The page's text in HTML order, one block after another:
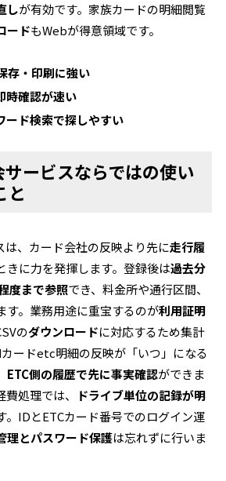
しが有効です。家族カードの明細閲覧
ードもWebが得意領域です。
存・印刷に強い
時確認が速い
ード検索で探しやすい
サービスならではの使い
と
は、カード会社の反映より先に走行履
きに力を発揮します。登録後は過去分
度まで参照でき、料金所や通行区間、
す。業務用途に重宝するのが利用証明
のダウンロードに対応するため集計
ードetc明細の反映が「いつ」になる
ETC側の履歴で先に事実確認ができま
処理では、
ドライブ単位の記録が明
。IDとETCカード番号でのログイン運
理とパスワード保護は忘れずに行いま